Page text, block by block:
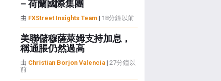
– 荷蘭國際集團
由 FXStreet Insights Team| 18分鐘以前
美聯儲穆薩萊姆支持加息，
稱通脹仍然過高
由 Christian Borjon Valencia| 27分鐘以
前